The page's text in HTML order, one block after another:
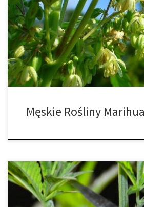
rośliny żeńskie, jednak istnieje wiele
związanych z roślinami męskimi. W
się wszystkiego o męskich roślinach konopi
są uprawiane, jakie mają zalety, jak
zadziwiających osobliwości. Konopie to
Męskie Rośliny
Jeśli planujesz uprawiać własną